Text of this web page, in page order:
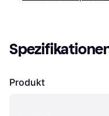
Produkt